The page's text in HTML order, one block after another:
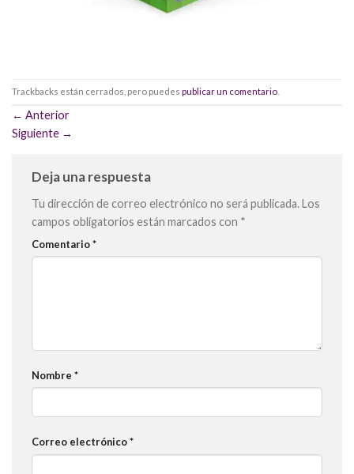
Trackbacks están cerrados, pero puedes publicar un comentario
← Anterior
Siguiente →
Deja una respuesta
Tu dirección de correo electrónico no será publicada.Los
campos obligatorios están marcados con *
Comentario*
Nombre *
Correo electrónico*